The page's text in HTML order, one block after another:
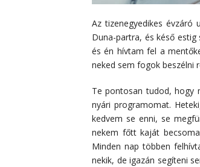
Az tizenegyedikes évzáró
Duna-partra, és késő
és én hívtam fel a
neked sem fogok beszélni
Te pontosan tudod, hogy
nyári programomat.
kedvem se enni, se
nekem főtt kaját
Minden nap többen
nekik, de igazán segíteni